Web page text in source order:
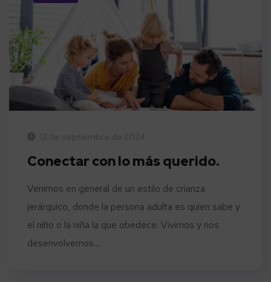
12 de septiembre de 2024
Conectar con lo más querido.
Venimos en general de un estilo de crianza
jerárquico, donde la persona adulta es quien sabe y
el niño o la niña la que obedece. Vivimos y nos
desenvolvemos...